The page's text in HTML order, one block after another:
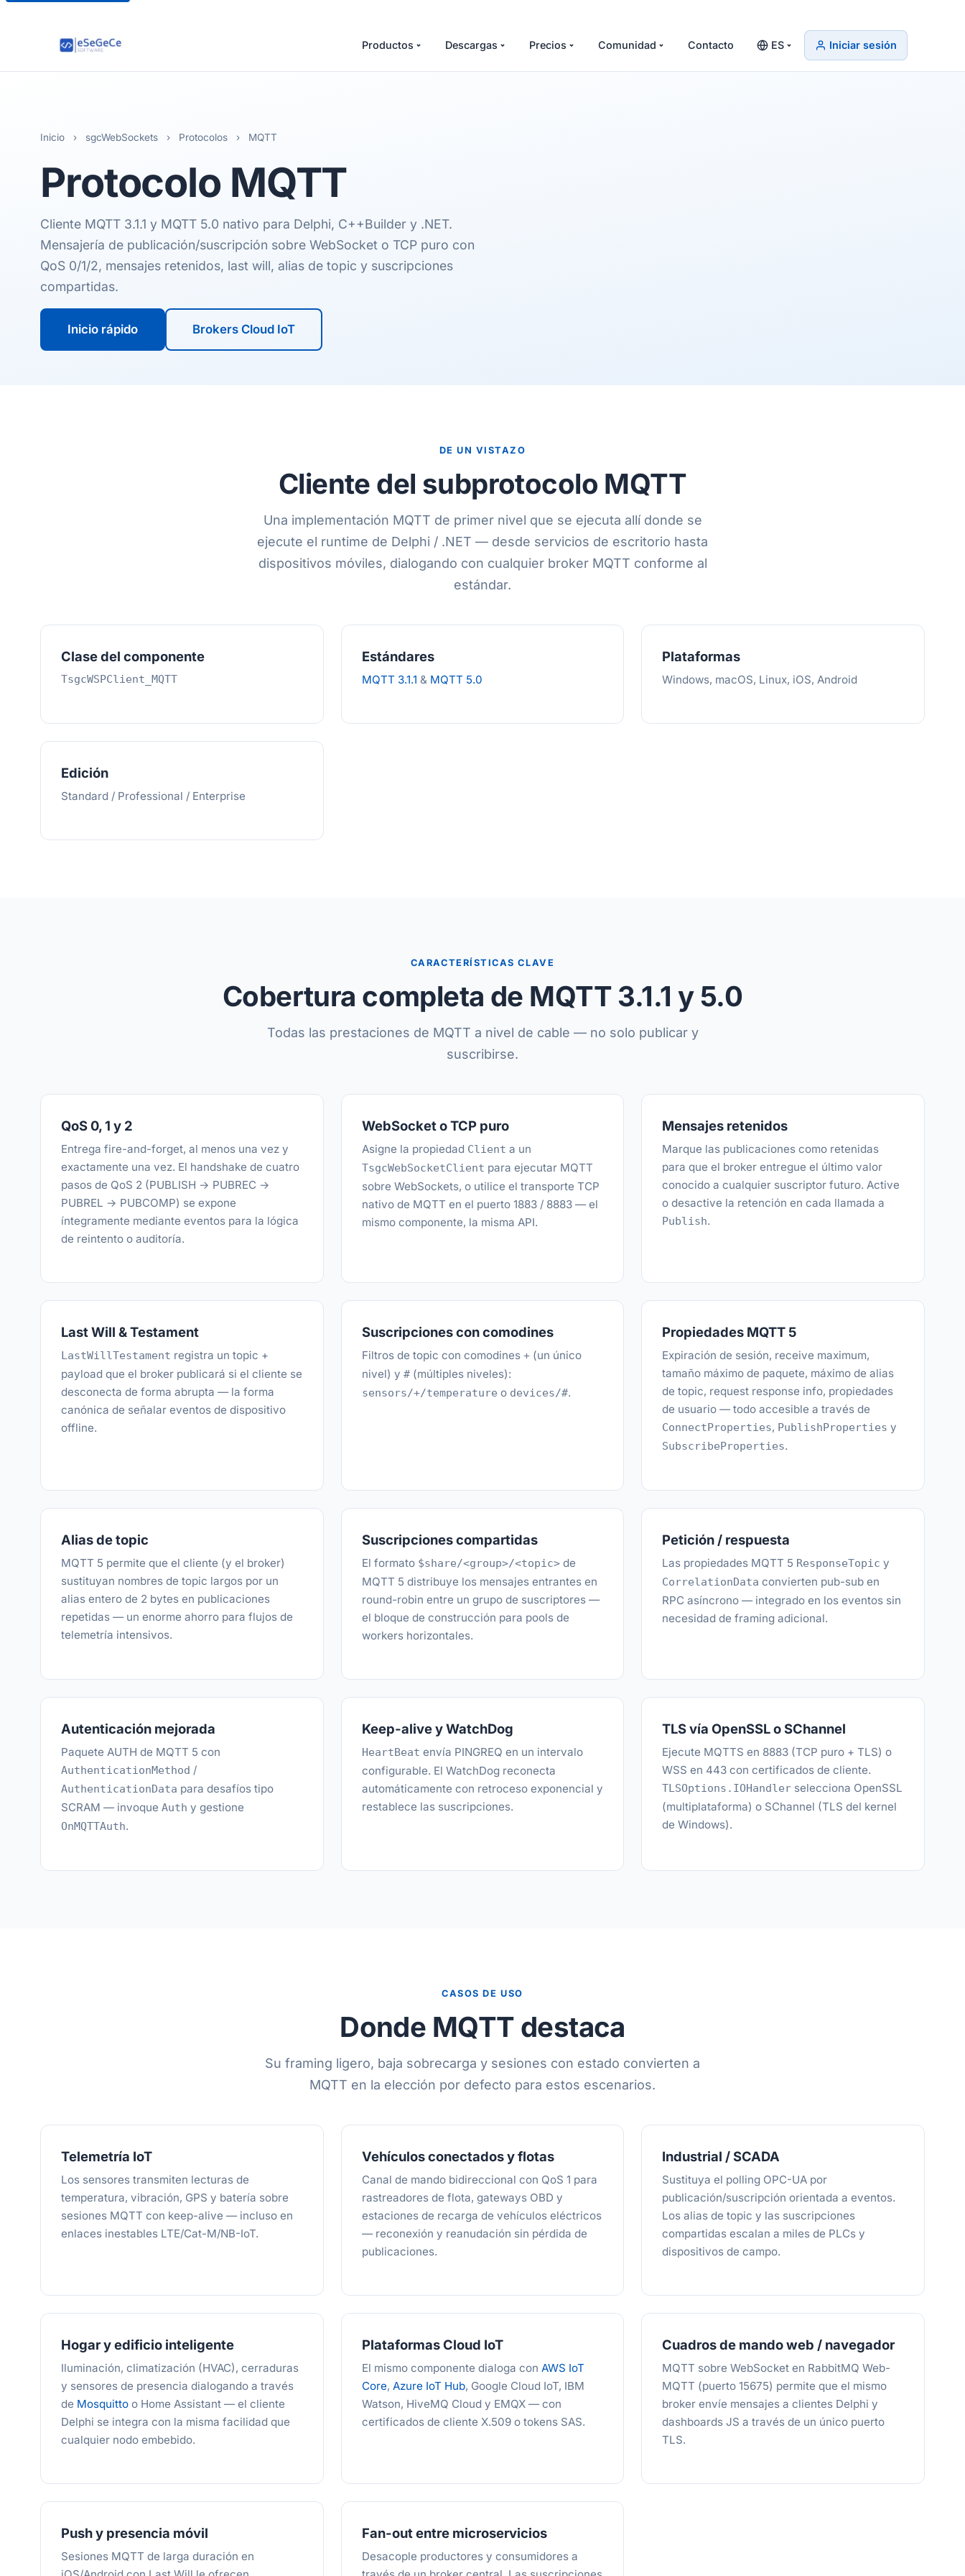
Productos Descargas Precios Comunidad Contacto ES Iniciar sesión
Inicio › sgcWebSockets › Protocolos › MQTT
Protocolo MQTT
Cliente MQTT 3.1.1 y MQTT 5.0 nativo para Delphi, C++Builder y .NET.
Mensajería de publicación/suscripción sobre WebSocket o TCP puro con
QoS 0/1/2, mensajes retenidos, last will, alias de topic y suscripciones
compartidas.
Inicio rápido Brokers Cloud IoT
DE UN VISTAZO
Cliente del subprotocolo MQTT
Una implementación MQTT de primer nivel que se ejecuta allí donde se
ejecute el runtime de Delphi / .NET — desde servicios de escritorio hasta
dispositivos móviles, dialogando con cualquier broker MQTT conforme al
estándar.
Clase del componente
TsgcWSPClient_MQTT
Estándares
MQTT 3.1.1 & MQTT 5.0
Plataformas
Windows, macOS, Linux, iOS, Android
Edición
Standard / Professional / Enterprise
CARACTERÍSTICAS CLAVE
Cobertura completa de MQTT 3.1.1 y 5.0
Todas las prestaciones de MQTT a nivel de cable — no solo publicar y
suscribirse.
QoS 0, 1 y 2
Entrega fire-and-forget, al menos una vez y
exactamente una vez. El handshake de cuatro
pasos de QoS 2 (PUBLISH → PUBREC →
PUBREL → PUBCOMP) se expone
íntegramente mediante eventos para la lógica
de reintento o auditoría.
WebSocket o TCP puro
Asigne la propiedad Client a un
TsgcWebSocketClient para ejecutar MQTT
sobre WebSockets, o utilice el transporte TCP
nativo de MQTT en el puerto 1883 / 8883 — el
mismo componente, la misma API.
Mensajes retenidos
Marque las publicaciones como retenidas
para que el broker entregue el último valor
conocido a cualquier suscriptor futuro. Active
o desactive la retención en cada llamada a
Publish.
Last Will & Testament
LastWillTestament registra un topic +
payload que el broker publicará si el cliente se
desconecta de forma abrupta — la forma
canónica de señalar eventos de dispositivo
offline.
Suscripciones con comodines
Filtros de topic con comodines +(un único
nivel) y #(múltiples niveles):
sensors/+/temperature o devices/#.
Propiedades MQTT 5
Expiración de sesión, receive maximum,
tamaño máximo de paquete, máximo de alias
de topic, request response info, propiedades
de usuario — todo accesible a través de
ConnectProperties, PublishProperties y
SubscribeProperties.
Alias de topic
MQTT 5 permite que el cliente (y el broker)
sustituyan nombres de topic largos por un
alias entero de 2 bytes en publicaciones
repetidas — un enorme ahorro para flujos de
telemetría intensivos.
Suscripciones compartidas
El formato $share/<group>/<topic>de
MQTT 5 distribuye los mensajes entrantes en
round-robin entre un grupo de suscriptores —
el bloque de construcción para pools de
workers horizontales.
Petición / respuesta
Las propiedades MQTT 5 ResponseTopic y
CorrelationData convierten pub-sub en
RPC asíncrono — integrado en los eventos sin
necesidad de framing adicional.
Autenticación mejorada
Paquete AUTH de MQTT 5 con
AuthenticationMethod /
AuthenticationData para desafíos tipo
SCRAM — invoque Auth y gestione
OnMQTTAuth.
Keep-alive y WatchDog
HeartBeat envía PINGREQ en un intervalo
configurable. El WatchDog reconecta
automáticamente con retroceso exponencial y
restablece las suscripciones.
TLS vía OpenSSL o SChannel
Ejecute MQTTS en 8883 (TCP puro + TLS) o
WSS en 443 con certificados de cliente.
TLSOptions.IOHandler selecciona OpenSSL
(multiplataforma) o SChannel (TLS del kernel
de Windows).
CASOS DE USO
Donde MQTT destaca
Su framing ligero, baja sobrecarga y sesiones con estado convierten a
MQTT en la elección por defecto para estos escenarios.
Telemetría IoT
Los sensores transmiten lecturas de
temperatura, vibración, GPS y batería sobre
sesiones MQTT con keep-alive — incluso en
enlaces inestables LTE/Cat-M/NB-IoT.
Vehículos conectados y flotas
Canal de mando bidireccional con QoS 1 para
rastreadores de flota, gateways OBD y
estaciones de recarga de vehículos eléctricos
— reconexión y reanudación sin pérdida de
publicaciones.
Industrial / SCADA
Sustituya el polling OPC-UA por
publicación/suscripción orientada a eventos.
Los alias de topic y las suscripciones
compartidas escalan a miles de PLCs y
dispositivos de campo.
Hogar y edificio inteligente
Iluminación, climatización (HVAC), cerraduras
y sensores de presencia dialogando a través
de Mosquitto o Home Assistant — el cliente
Delphi se integra con la misma facilidad que
cualquier nodo embebido.
Plataformas Cloud IoT
El mismo componente dialoga con AWS IoT
Core, Azure IoT Hub, Google Cloud IoT, IBM
Watson, HiveMQ Cloud y EMQX — con
certificados de cliente X.509 o tokens SAS.
Cuadros de mando web / navegador
MQTT sobre WebSocket en RabbitMQ Web-
MQTT (puerto 15675) permite que el mismo
broker envíe mensajes a clientes Delphi y
dashboards JS a través de un único puerto
TLS.
Push y presencia móvil
Sesiones MQTT de larga duración en
Fan-out entre microservicios
Desacople productores y consumidores a